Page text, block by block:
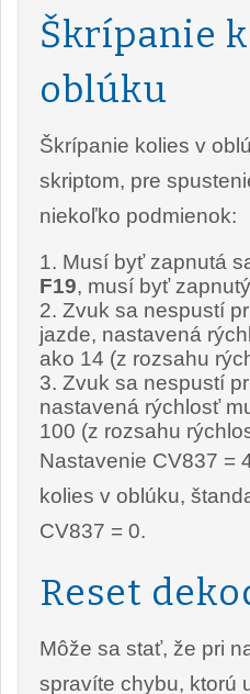
Škrípanie
oblúku
Škrípanie kolies v
skriptom, pre
niekoľko podmienok:
Musí byť zapnutá
F19, musí byť
Zvuk sa nespustí
jazde, nastavená
ako 14 (z rozsahu
Zvuk sa nespustí
nastavená rýchlosť
100 (z rozsahu
Nastavenie CV837 =
kolies v oblúku,
CV837 = 0.
Reset
Môže sa stať, že pri
spravíte chybu, ktorú